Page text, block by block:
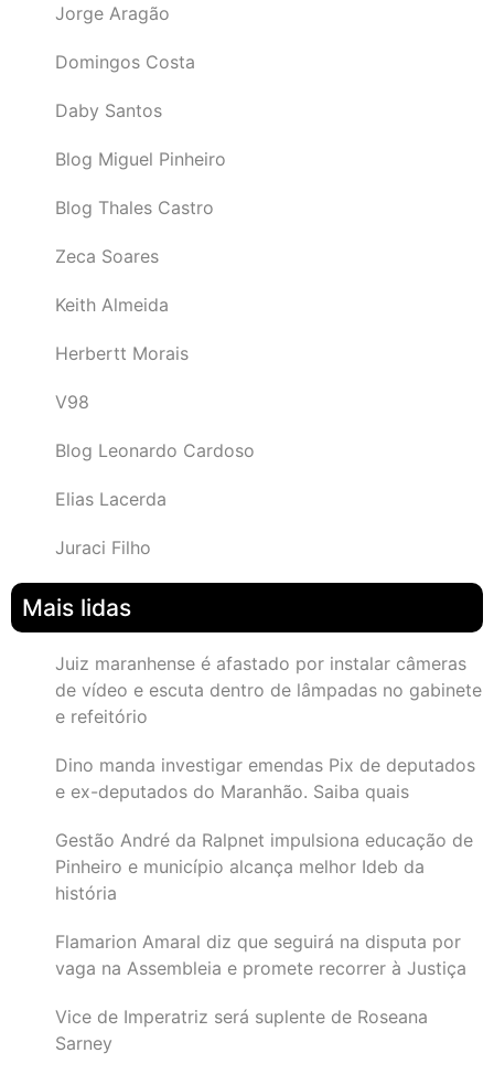
Jorge Aragão
Domingos Costa
Daby Santos
Blog Miguel Pinheiro
Blog Thales Castro
Zeca Soares
Keith Almeida
Herbertt Morais
V98
Blog Leonardo Cardoso
Elias Lacerda
Juraci Filho
Mais lidas
Juiz maranhense é afastado por instalar câmeras
de vídeo e escuta dentro de lâmpadas no gabinete
e refeitório
Dino manda investigar emendas Pix de deputados
e ex-deputados do Maranhão. Saiba quais
Gestão André da Ralpnet impulsiona educação de
Pinheiro e município alcança melhor Ideb da
história
Flamarion Amaral diz que seguirá na disputa por
vaga na Assembleia e promete recorrer à Justiça
Vice de Imperatriz será suplente de Roseana
Sarney